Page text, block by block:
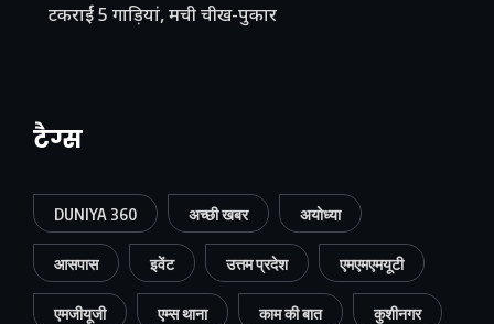
टकराईं 5 गाड़ियां, मची चीख-पुकार
टैग्स
DUNIYA 360 अच्छी खबर अयोध्या
आसपास इवेंट उत्तम प्रदेश एमएमएमयूटी
एमजीयूजी एम्स थाना काम की बात कुशीनगर